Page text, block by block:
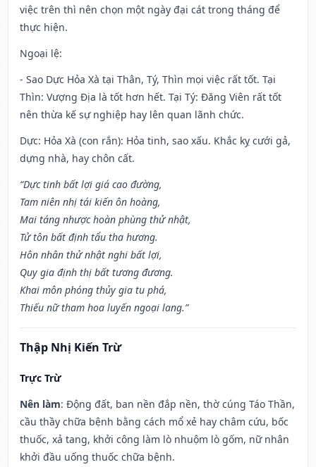
việc trên thì nên chọn một ngày đại cát trong tháng để
thực hiện.
Ngoại lệ:
- Sao Dực Hỏa Xà tại Thân, Tý, Thìn mọi việc rất tốt. Tại
Thìn: Vượng Địa là tốt hơn hết. Tại Tý: Đăng Viên rất tốt
nên thừa kế sự nghiệp hay lên quan lãnh chức.
Dực: Hỏa Xà (con rắn): Hỏa tinh, sao xấu. Khắc kỵ cưới gả,
dựng nhà, hay chôn cất.
“Dực tinh bất lợi giá cao đường,
Tam niên nhị tái kiến ôn hoàng,
Mai táng nhược hoàn phùng thử nhật,
Tử tôn bất định tẩu tha hương.
Hôn nhân thử nhật nghi bất lợi,
Quy gia định thị bất tương đương.
Khai môn phóng thủy gia tu phá,
Thiếu nữ tham hoa luyến ngoại lang.”
Thập Nhị Kiến Trừ
Trực Trừ
Nên làm: Động đất, ban nền đắp nền, thờ cúng Táo Thần,
cầu thầy chữa bệnh bằng cách mổ xẻ hay châm cứu, bốc
thuốc, xả tang, khởi công làm lò nhuộm lò gốm, nữ nhân
khởi đầu uống thuốc chữa bệnh.